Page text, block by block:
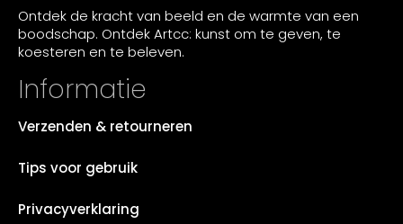
Ontdek de kracht van beeld en de warmte van een
boodschap. Ontdek Artcc: kunst om te geven, te
koesteren en te beleven.
Informatie
Verzenden & retourneren
Tips voor gebruik
Privacyverklaring